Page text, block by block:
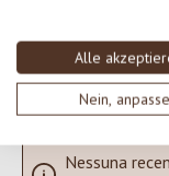
Alle
Nein,
Visualizza le
Nessuna